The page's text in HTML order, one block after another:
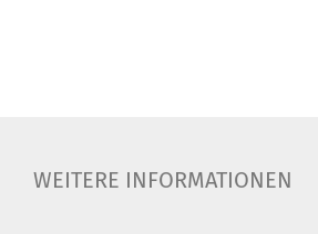
WEITERE INFORMATIONEN